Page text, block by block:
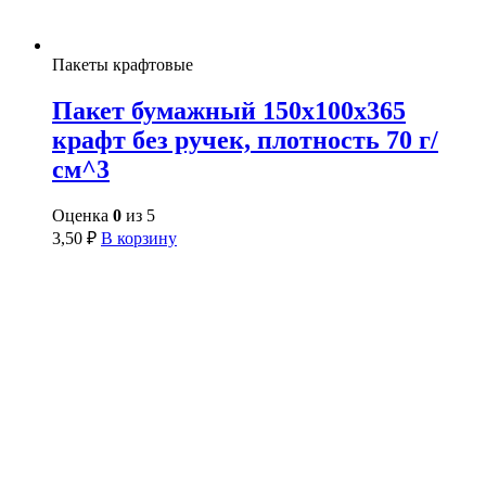
Пакеты крафтовые
Пакет бумажный 150х100х365
крафт без ручек, плотность 70 г/
см^3
Оценка 0 из 5
3,50 ₽ В корзину